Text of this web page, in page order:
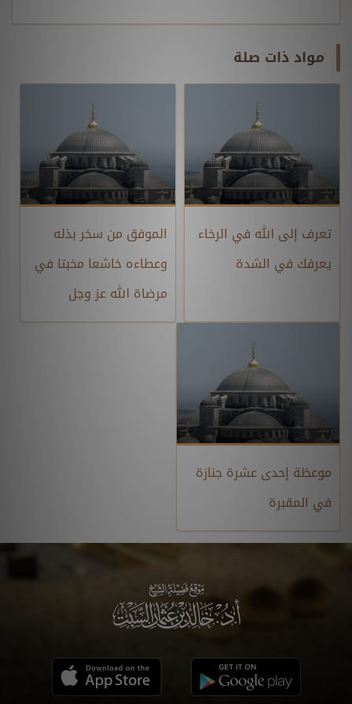
مواد ذات صلة
تعرف إلى الله في الرخاء
يعرفك في الشدة
الموفق من سخر بذله
وعطاءه خاشعا مخبتا في
مرضاة الله عز وجل
موعظة إحدى عشرة جنازة
في المقبرة